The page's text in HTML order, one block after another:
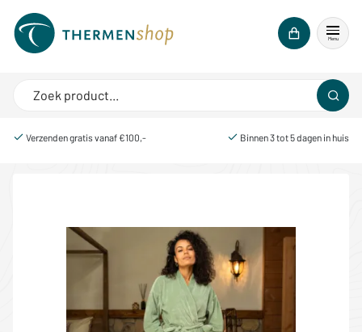
Menu
Verzenden gratis vanaf €100,- Binnen 3 tot 5 dagen in huis